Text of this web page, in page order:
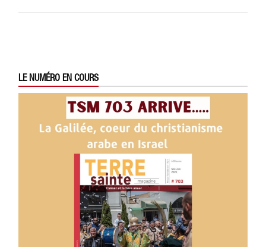
LE NUMÉRO EN COURS